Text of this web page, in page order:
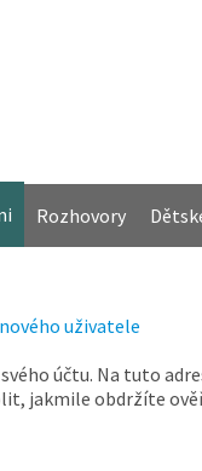
Rozhovory
uživatele
účtu. Na tuto
jakmile obdržíte